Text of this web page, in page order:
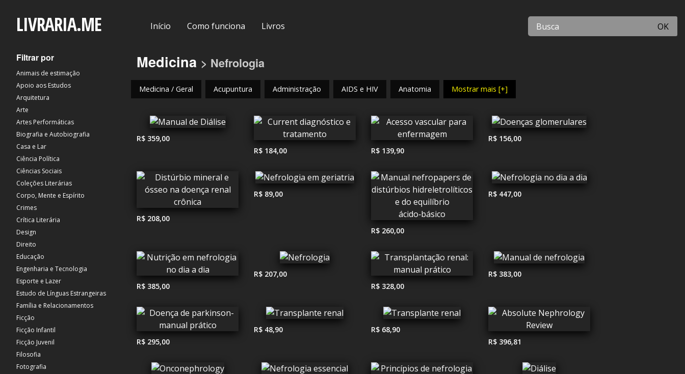
LIVRARIA.ME Início Como funciona Livros OK
Filtrar por
Animais de estimação
Apoio aos Estudos
Arquitetura
Arte
Artes Performáticas
Biografia e Autobiografia
Casa e Lar
Ciência Política
Ciências Sociais
Coleções Literárias
Corpo, Mente e Espírito
Crimes
Crítica Literária
Design
Direito
Educação
Engenharia e Tecnologia
Esporte e Lazer
Estudo de Línguas Estrangeiras
Família e Relacionamentos
Ficção
Ficção Infantil
Ficção Juvenil
Filosofia
Fotografia
Medicina > Nefrologia
Medicina / Geral Acupuntura Administração AIDS e HIV Anatomia Mostrar mais [+]
R$ 359,00
R$ 184,00
R$ 139,90
R$ 156,00
R$ 208,00
R$ 89,00
R$ 260,00
R$ 447,00
R$ 385,00
R$ 207,00
R$ 328,00
R$ 383,00
R$ 295,00
R$ 48,90
R$ 68,90
R$ 396,81